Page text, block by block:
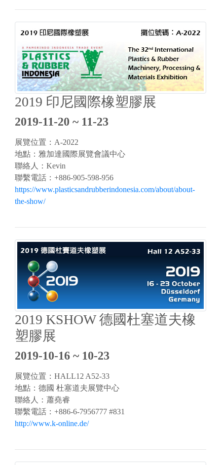
2019 印尼國際橡塑膠展
2019-11-20 ~ 11-23
展覽位置：A-2022
地點：雅加達國際展覽會議中心
聯絡人：Kevin
聯繫電話：+886-905-598-956
https://www.plasticsandrubberindonesia.com/about/about-
the-show/
2019 KSHOW 德國杜塞道夫橡
塑膠展
2019-10-16 ~ 10-23
展覽位置：HALL12 A52-33
地點：德國 杜塞道夫展覽中心
聯絡人：蕭堯睿
聯繫電話：+886-6-7956777 #831
http://www.k-online.de/